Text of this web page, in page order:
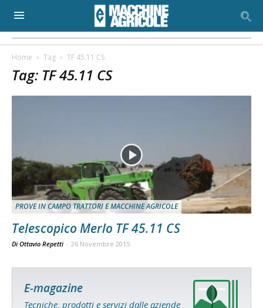
Home Tag TF 45.11 CS
Tag: TF 45.11 CS
PROVE IN CAMPO TRATTORI E MACCHINE AGRICOLE
Telescopico Merlo TF 45.11 CS
Di Ottavio Repetti - 26 Novembre 2015
E-magazine
Tecniche, prodotti e servizi dalle aziende